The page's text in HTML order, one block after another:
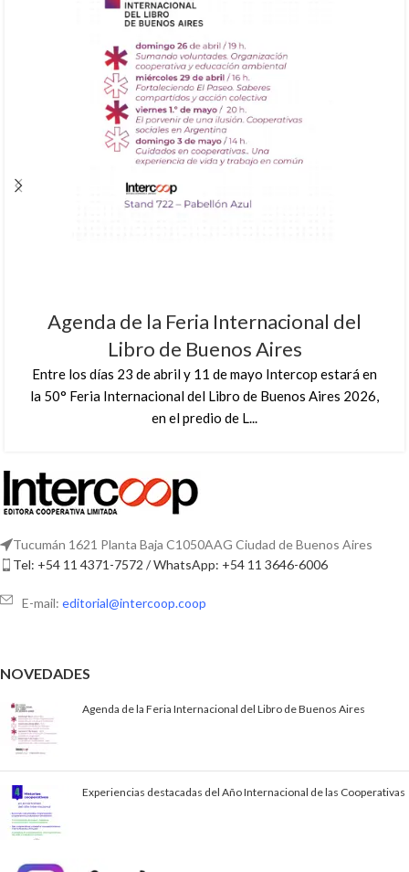
Agenda de la Feria Internacional del
Libro de Buenos Aires
Entre los días 23 de abril y 11 de mayo Intercop estará en
la 50° Feria Internacional del Libro de Buenos Aires 2026,
en el predio de L...
Tucumán 1621 Planta Baja C1050AAG Ciudad de Buenos Aires
Tel: +54 11 4371-7572 / WhatsApp: +54 11 3646-6006
E-mail: editorial@intercoop.coop
NOVEDADES
Agenda de la Feria Internacional del Libro de Buenos Aires
Experiencias destacadas del Año Internacional de las Cooperativas